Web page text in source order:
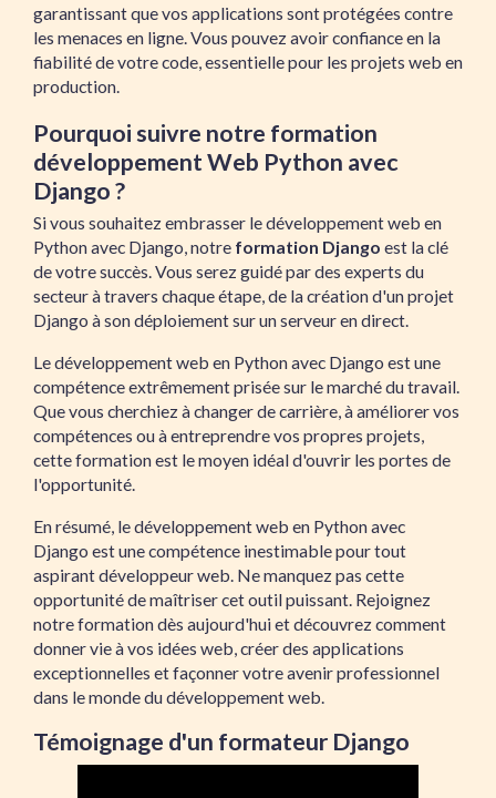
garantissant que vos applications sont protégées contre
les menaces en ligne. Vous pouvez avoir confiance en la
fiabilité de votre code, essentielle pour les projets web en
production.
Pourquoi suivre notre formation
développement Web Python avec
Django ?
Si vous souhaitez embrasser le développement web en
Python avec Django, notre formation Django est la clé
de votre succès. Vous serez guidé par des experts du
secteur à travers chaque étape, de la création d'un projet
Django à son déploiement sur un serveur en direct.
Le développement web en Python avec Django est une
compétence extrêmement prisée sur le marché du travail.
Que vous cherchiez à changer de carrière, à améliorer vos
compétences ou à entreprendre vos propres projets,
cette formation est le moyen idéal d'ouvrir les portes de
l'opportunité.
En résumé, le développement web en Python avec
Django est une compétence inestimable pour tout
aspirant développeur web. Ne manquez pas cette
opportunité de maîtriser cet outil puissant. Rejoignez
notre formation dès aujourd'hui et découvrez comment
donner vie à vos idées web, créer des applications
exceptionnelles et façonner votre avenir professionnel
dans le monde du développement web.
Témoignage d'un formateur Django